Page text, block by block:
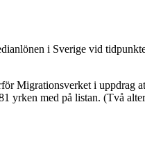
i Sverige vid
Migrationsverket i uppdrag
yrken med på listan. (Två